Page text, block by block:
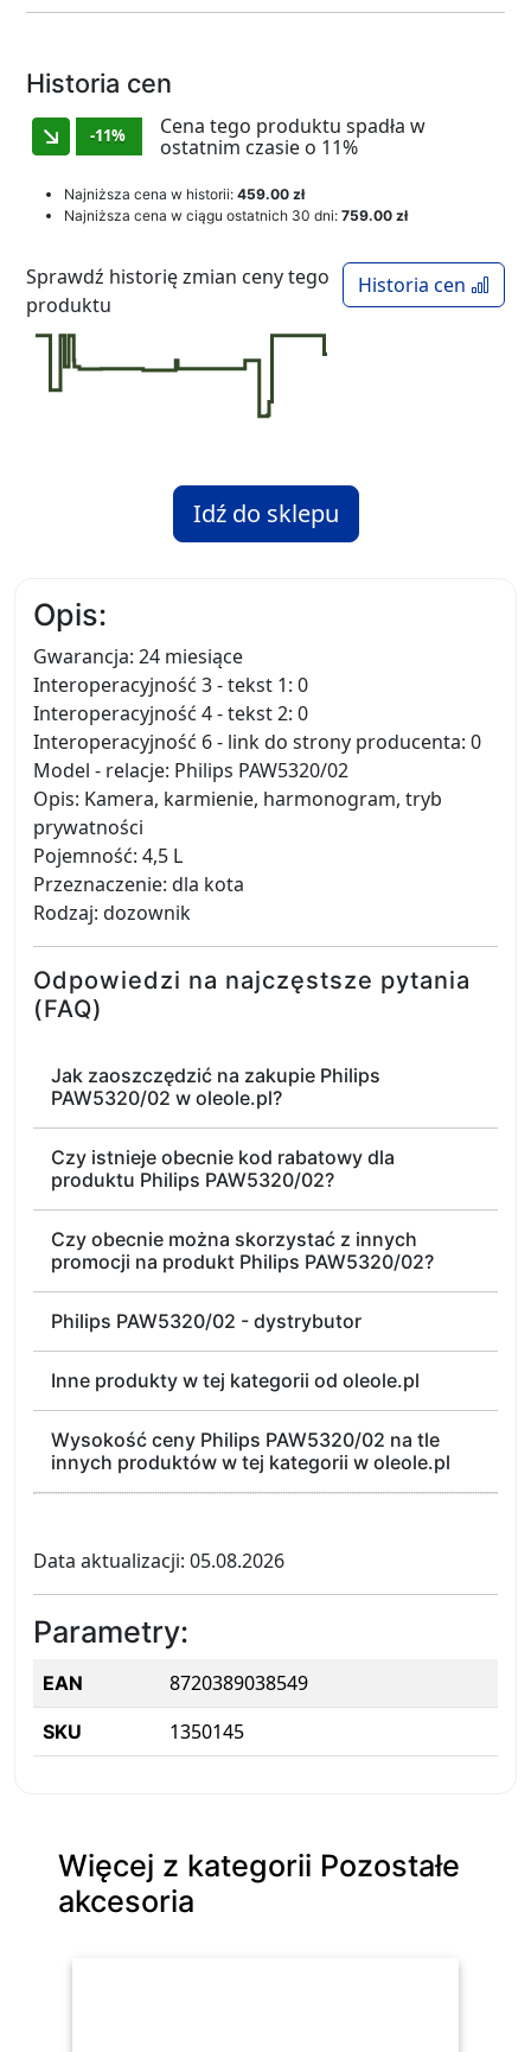
Historia cen
-11%
Cena tego produktu spadła w
ostatnim czasie o 11%
Najniższa cena w historii: 459.00 zł
Najniższa cena w ciągu ostatnich 30 dni: 759.00 zł
Historia cen
Sprawdź historię zmian ceny tego
produktu
Idź do sklepu
Opis:
Gwarancja: 24 miesiące
Interoperacyjność 3 - tekst 1: 0
Interoperacyjność 4 - tekst 2: 0
Interoperacyjność 6 - link do strony producenta: 0
Model - relacje: Philips PAW5320/02
Opis: Kamera, karmienie, harmonogram, tryb
prywatności
Pojemność: 4,5 L
Przeznaczenie: dla kota
Rodzaj: dozownik
Odpowiedzi na najczęstsze pytania
(FAQ)
Jak zaoszczędzić na zakupie Philips
PAW5320/02 w oleole.pl?
Czy istnieje obecnie kod rabatowy dla
produktu Philips PAW5320/02?
Czy obecnie można skorzystać z innych
promocji na produkt Philips PAW5320/02?
Philips PAW5320/02 - dystrybutor
Inne produkty w tej kategorii od oleole.pl
Wysokość ceny Philips PAW5320/02 na tle
innych produktów w tej kategorii w oleole.pl
Data aktualizacji: 05.08.2026
Parametry:
EAN 8720389038549
SKU 1350145
Więcej z kategorii Pozostałe
akcesoria